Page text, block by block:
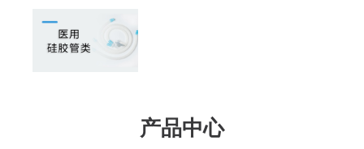
产品中心